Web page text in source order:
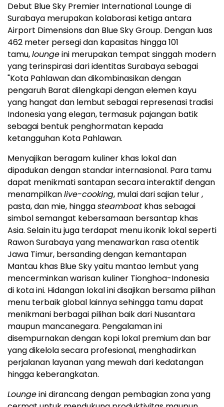
Debut Blue Sky Premier International Lounge di
Surabaya merupakan kolaborasi ketiga antara
Airport Dimensions dan Blue Sky Group. Dengan luas
462 meter persegi dan kapasitas hingga 101
tamu,loungeini merupakan tempat singgah modern
yang terinspirasi dari identitas Surabaya sebagai
"Kota Pahlawan dan dikombinasikan dengan
pengaruh Barat dilengkapi dengan elemen kayu
yang hangat dan lembut sebagai represenasi tradisi
Indonesia yang elegan, termasuk pajangan batik
sebagai bentuk penghormatan kepada
ketangguhan Kota Pahlawan.
Menyajikan beragam kuliner khas lokal dan
dipadukan dengan standar internasional. Para tamu
dapat menikmati santapan secara interaktif dengan
menampilkanlive-cooking, mulai dari sajian telur ,
pasta, dan mie, hinggasteamboat khas sebagai
simbol semangat kebersamaan bersantap khas
Asia. Selain itu juga terdapat menu ikonik lokal seperti
Rawon Surabaya yang menawarkan rasa otentik
Jawa Timur, bersanding dengan kemantapan
Mantau khas Blue Sky yaitu mantao lembut yang
mencerminkan warisan kuliner Tionghoa-Indonesia
di kota ini. Hidangan lokal ini disajikan bersama pilihan
menu terbaik global lainnya sehingga tamu dapat
menikmani berbagai pilihan baik dari Nusantara
maupun mancanegara. Pengalaman ini
disempurnakan dengan kopi lokal premium dan bar
yang dikelola secara profesional, menghadirkan
perjalanan layanan yang mewah dari kedatangan
hingga keberangkatan.
Loungeini dirancang dengan pembagian zona yang